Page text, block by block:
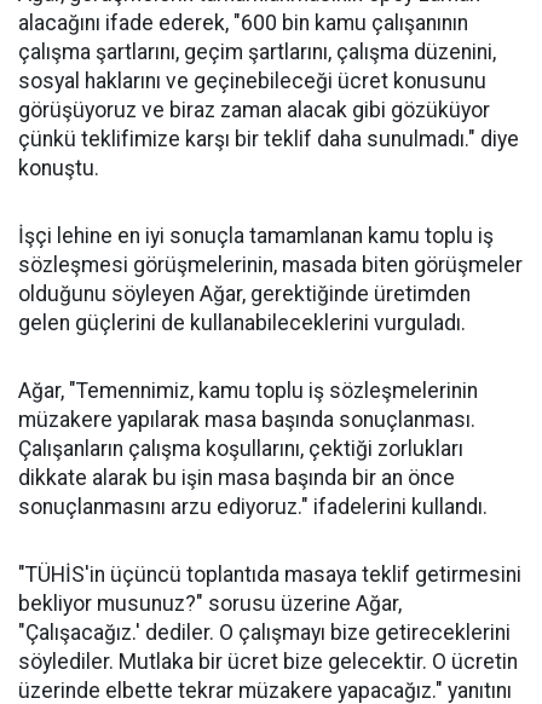
alacağını ifade ederek, "600 bin kamu çalışanının
çalışma şartlarını, geçim şartlarını, çalışma düzenini,
sosyal haklarını ve geçinebileceği ücret konusunu
görüşüyoruz ve biraz zaman alacak gibi gözüküyor
çünkü teklifimize karşı bir teklif daha sunulmadı." diye
konuştu.
İşçi lehine en iyi sonuçla tamamlanan kamu toplu iş
sözleşmesi görüşmelerinin, masada biten görüşmeler
olduğunu söyleyen Ağar, gerektiğinde üretimden
gelen güçlerini de kullanabileceklerini vurguladı.
Ağar, "Temennimiz, kamu toplu iş sözleşmelerinin
müzakere yapılarak masa başında sonuçlanması.
Çalışanların çalışma koşullarını, çektiği zorlukları
dikkate alarak bu işin masa başında bir an önce
sonuçlanmasını arzu ediyoruz." ifadelerini kullandı.
"TÜHİS'in üçüncü toplantıda masaya teklif getirmesini
bekliyor musunuz?" sorusu üzerine Ağar,
"Çalışacağız.' dediler. O çalışmayı bize getireceklerini
söylediler. Mutlaka bir ücret bize gelecektir. O ücretin
üzerinde elbette tekrar müzakere yapacağız." yanıtını